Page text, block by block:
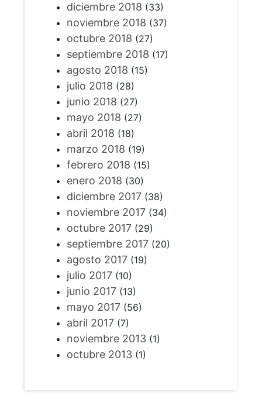
diciembre 2018 (33)
noviembre 2018 (37)
octubre 2018 (27)
septiembre 2018 (17)
agosto 2018 (15)
julio 2018 (28)
junio 2018 (27)
mayo 2018 (27)
abril 2018 (18)
marzo 2018 (19)
febrero 2018 (15)
enero 2018 (30)
diciembre 2017(38)
noviembre 2017(34)
octubre 2017(29)
septiembre 2017(20)
agosto 2017(19)
julio 2017(10)
junio 2017(13)
mayo 2017(56)
abril 2017(7)
noviembre 2013(1)
octubre 2013(1)